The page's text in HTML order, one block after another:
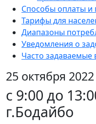
Способы оплаты и
Тарифы для
Диапазоны
Уведомления о
Часто задаваемые
25 октября 2022
с 9:00 до
г.Бодайбо